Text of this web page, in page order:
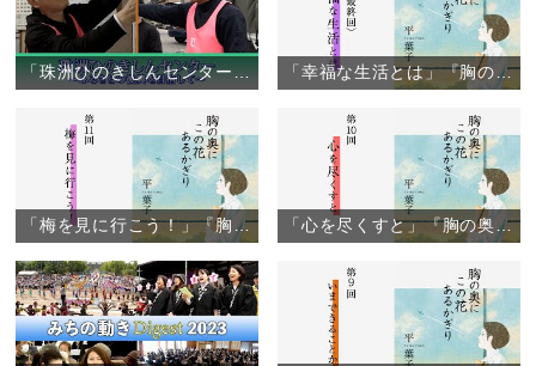
「珠洲ひのきしんセンター」～ふるさとの復興をめざして～ 「幸福な生活とは」『胸の奥にこの花あるかぎり』（12）
「梅を見に行こう！」『胸の奥にこの花あるかぎり』（11） 「心を尽くすと」『胸の奥にこの花あるかぎり』（10）